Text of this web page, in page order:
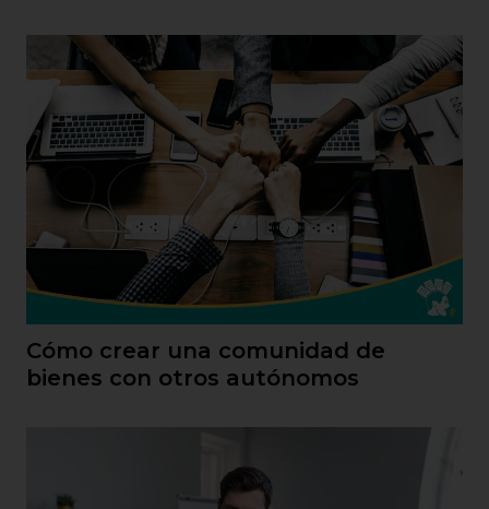
Cómo crear una comunidad de
bienes con otros autónomos